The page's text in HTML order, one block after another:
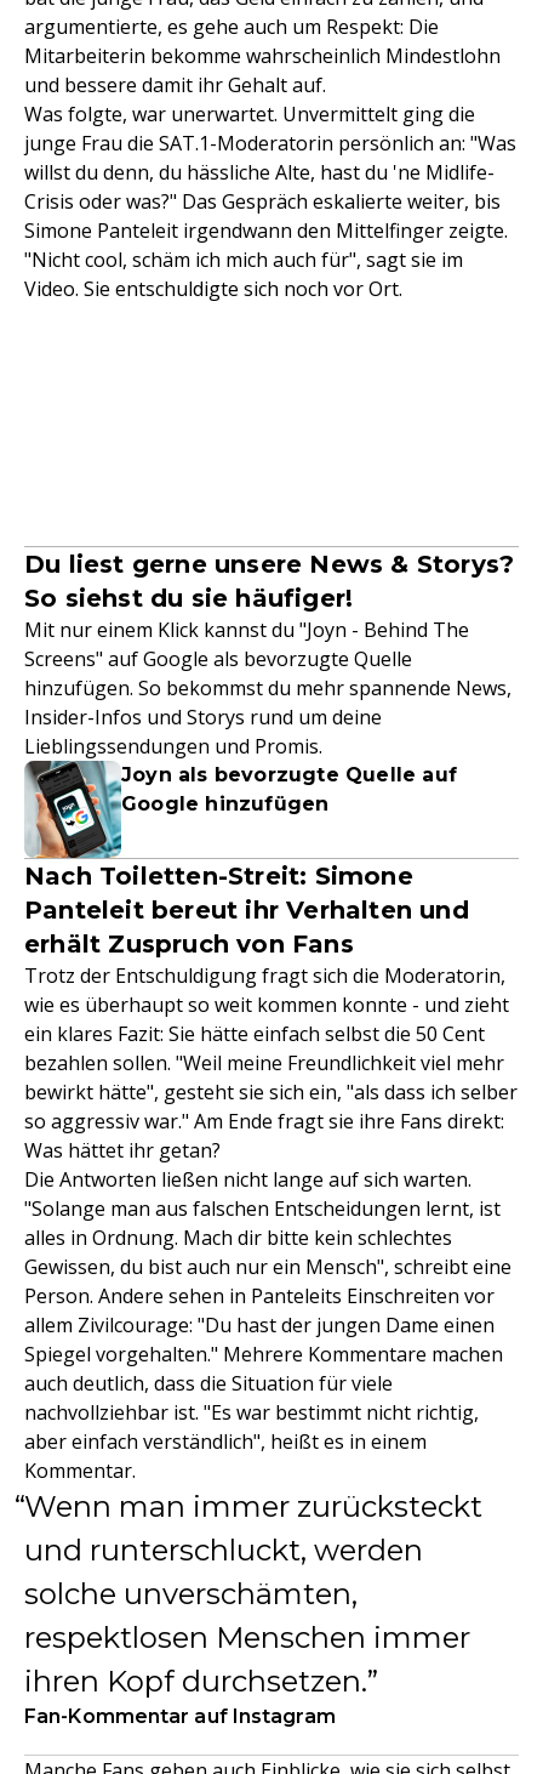
argumentierte, es gehe auch um Respekt: Die
Mitarbeiterin bekomme wahrscheinlich Mindestlohn
und bessere damit ihr Gehalt auf.
Was folgte, war unerwartet. Unvermittelt ging die
junge Frau die SAT.1-Moderatorin persönlich an: "Was
willst du denn, du hässliche Alte, hast du 'ne Midlife-
Crisis oder was?" Das Gespräch eskalierte weiter, bis
Simone Panteleit irgendwann den Mittelfinger zeigte.
"Nicht cool, schäm ich mich auch für", sagt sie im
Video. Sie entschuldigte sich noch vor Ort.
Du liest gerne unsere News & Storys?
So siehst du sie häufiger!
Mit nur einem Klick kannst du "Joyn - Behind The
Screens" auf Google als bevorzugte Quelle
hinzufügen. So bekommst du mehr spannende News,
Insider-Infos und Storys rund um deine
Lieblingssendungen und Promis.
Joyn als bevorzugte Quelle auf
Google hinzufügen
Nach Toiletten-Streit: Simone
Panteleit bereut ihr Verhalten und
erhält Zuspruch von Fans
Trotz der Entschuldigung fragt sich die Moderatorin,
wie es überhaupt so weit kommen konnte - und zieht
ein klares Fazit: Sie hätte einfach selbst die 50 Cent
bezahlen sollen. "Weil meine Freundlichkeit viel mehr
bewirkt hätte", gesteht sie sich ein, "als dass ich selber
so aggressiv war." Am Ende fragt sie ihre Fans direkt:
Was hättet ihr getan?
Die Antworten ließen nicht lange auf sich warten.
"Solange man aus falschen Entscheidungen lernt, ist
alles in Ordnung. Mach dir bitte kein schlechtes
Gewissen, du bist auch nur ein Mensch", schreibt eine
Person. Andere sehen in Panteleits Einschreiten vor
allem Zivilcourage: "Du hast der jungen Dame einen
Spiegel vorgehalten." Mehrere Kommentare machen
auch deutlich, dass die Situation für viele
nachvollziehbar ist. "Es war bestimmt nicht richtig,
aber einfach verständlich", heißt es in einem
Kommentar.
Wenn man immer zurücksteckt
und runterschluckt, werden
solche unverschämten,
respektlosen Menschen immer
ihren Kopf durchsetzen.
Fan-Kommentar auf Instagram